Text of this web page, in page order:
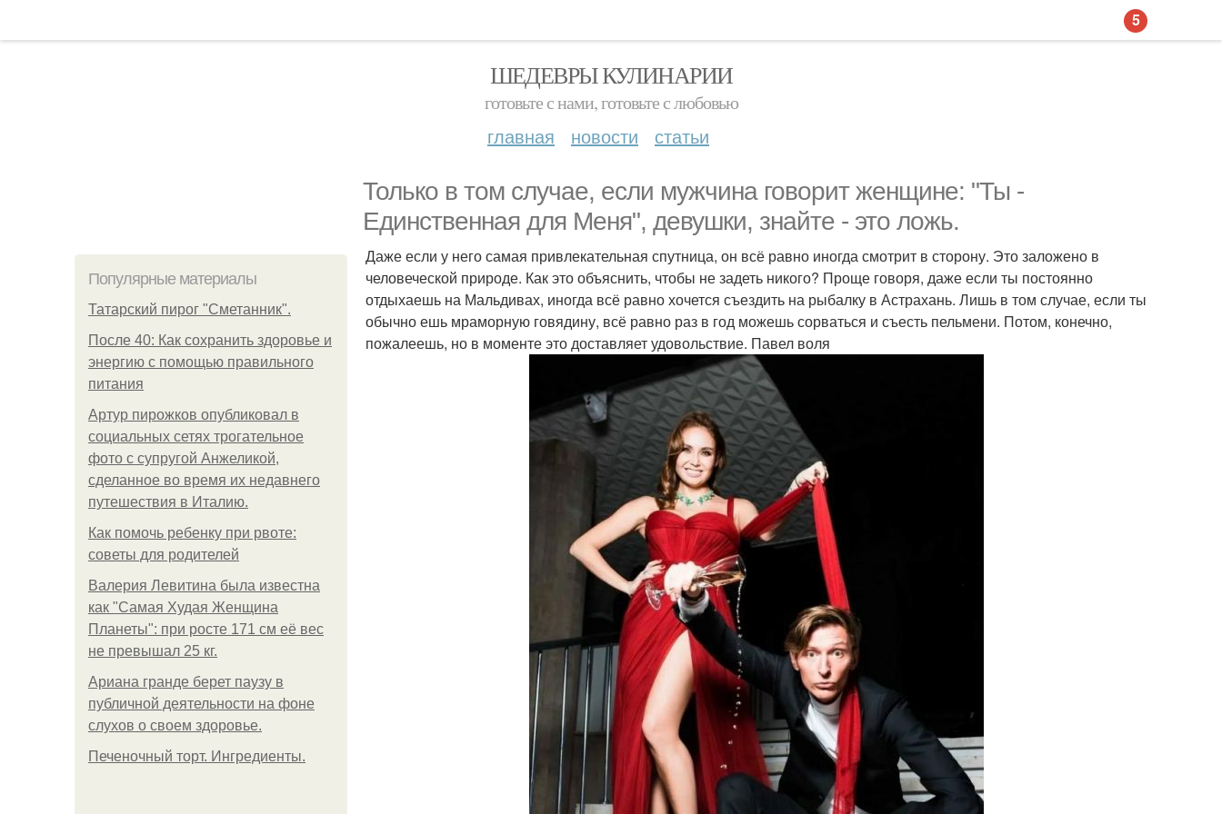
ШЕДЕВРЫ КУЛИНАРИИ
готовьте с нами, готовьте с любовью
главная новости статьи
Только в том случае, если мужчина говорит женщине: "Ты -
Единственная для Меня", девушки, знайте - это ложь.
Популярные материалы
Татарский пирог "Сметанник".
После 40: Как сохранить здоровье и
энергию с помощью правильного
питания
Артур пирожков опубликовал в
социальных сетях трогательное
фото с супругой Анжеликой,
сделанное во время их недавнего
путешествия в Италию.
Как помочь ребенку при рвоте:
советы для родителей
Валерия Левитина была известна
как "Самая Худая Женщина
Планеты": при росте 171 см её вес
не превышал 25 кг.
Ариана гранде берет паузу в
публичной деятельности на фоне
слухов о своем здоровье.
Печеночный торт. Ингредиенты.
Даже если у него самая привлекательная спутница, он всё равно иногда смотрит в сторону. Это заложено в
человеческой природе. Как это объяснить, чтобы не задеть никого? Проще говоря, даже если ты постоянно
отдыхаешь на Мальдивах, иногда всё равно хочется съездить на рыбалку в Астрахань. Лишь в том случае, если ты
обычно ешь мраморную говядину, всё равно раз в год можешь сорваться и съесть пельмени. Потом, конечно,
пожалеешь, но в моменте это доставляет удовольствие. Павел воля
5